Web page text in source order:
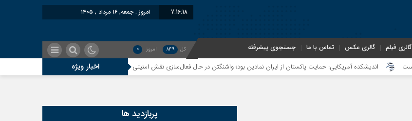
7:16:18 امروز : جمعه, ۱۶ مرداد , ۱۴۰۵
گالری فیلم گالری عکس تماس با ما جستجوی پیشرفته کل 849 امروز 0
اخبار ویژه اندیشکده آمریکایی: حمایت پاکستان از ایران نمادین بود؛ واشنگتن در حال فعال‌سازی نقش امنیتی جدید اسلام‌آباد سوءاستفاده معاندین از مهاجرین
پربازدید ها